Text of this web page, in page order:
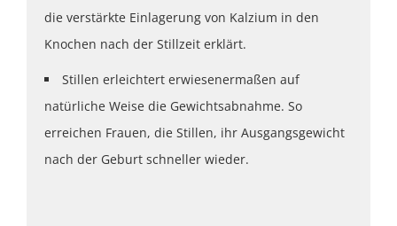
die verstärkte Einlagerung von Kalzium in den
Knochen nach der Stillzeit erklärt.
Stillen erleichtert erwiesenermaßen auf
natürliche Weise die Gewichtsabnahme. So
erreichen Frauen, die Stillen, ihr Ausgangsgewicht
nach der Geburt schneller wieder.